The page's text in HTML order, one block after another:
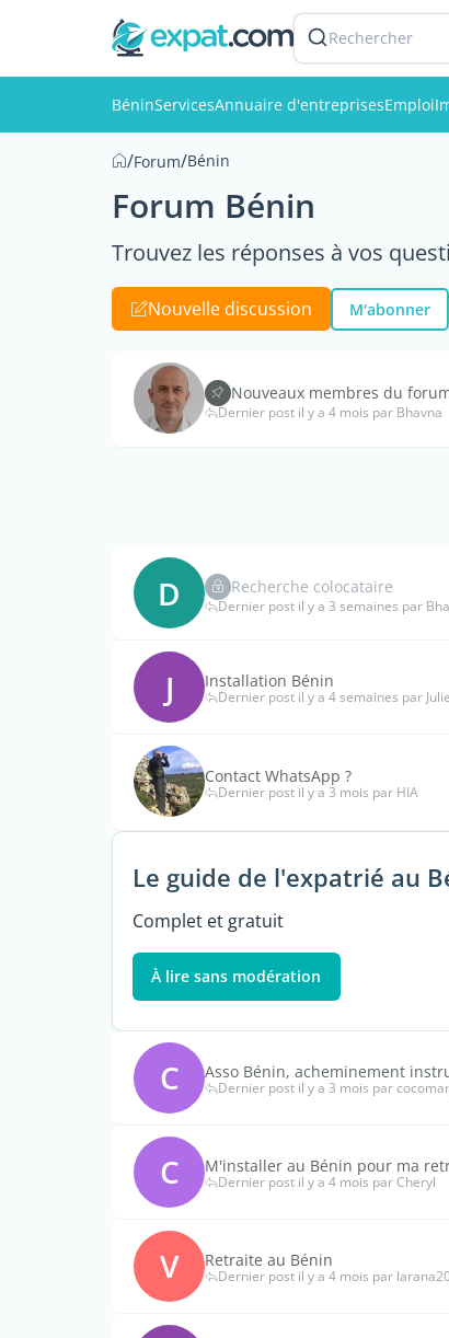
Rechercher
BéninServicesAnnuaire d'entreprisesEmploi
/Forum/Bénin
Forum Bénin
Trouvez les réponses à vos
Nouvelle discussion M'abonner
Nouveaux membres du
Dernier post il y a 4 mois par Bhavna
D Recherche colocataire
Dernier post il y a 3 semaines par
J Installation Bénin
Dernier post il y a 4 semaines par
Contact WhatsApp ?
Dernier post il y a 3 mois par HIA
Le guide de l'expatrié au
Complet et gratuit
À lire sans modération
C Asso Bénin, acheminement
Dernier post il y a 3 mois par
C M'installer au Bénin pour ma
Dernier post il y a 4 mois par Cheryl
V Retraite au Bénin
Dernier post il y a 4 mois par